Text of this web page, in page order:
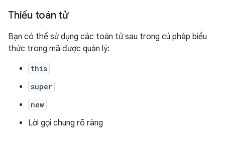
Thiếu toán tử
Bạn có thể sử dụng các toán tử sau trong cú pháp biểu
thức trong mã được quản lý:
this
super
new
Lời gọi chung rõ ràng